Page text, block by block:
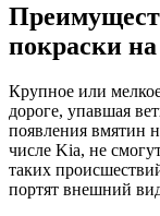
покраски
Крупное или
дороге, упавшая
появления вмятин
числе Kia, не
таких
портят внешний